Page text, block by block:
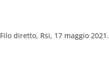
Filo diretto, Rsi, 17 maggio 2021.